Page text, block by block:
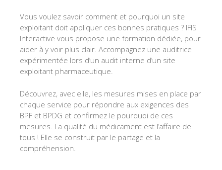
Vous voulez savoir comment et pourquoi un site
exploitant doit appliquer ces bonnes pratiques ? IFIS
Interactive vous propose une formation dédiée, pour
aider à y voir plus clair. Accompagnez une auditrice
expérimentée lors d’un audit interne d’un site
exploitant pharmaceutique.
Découvrez, avec elle, les mesures mises en place par
chaque service pour répondre aux exigences des
BPF et BPDG et confirmez le pourquoi de ces
mesures. La qualité du médicament est l’affaire de
tous ! Elle se construit par le partage et la
compréhension.